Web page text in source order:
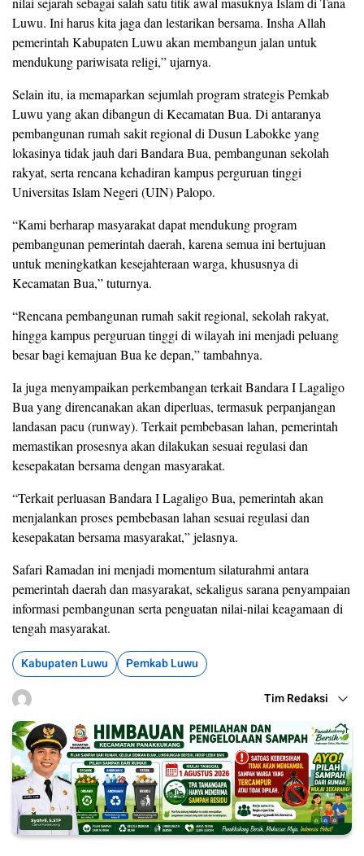
Luwu. Ini harus kita jaga dan lestarikan bersama. Insha Allah
pemerintah Kabupaten Luwu akan membangun jalan untuk
mendukung pariwisata religi,” ujarnya.
Selain itu, ia memaparkan sejumlah program strategis Pemkab
Luwu yang akan dibangun di Kecamatan Bua. Di antaranya
pembangunan rumah sakit regional di Dusun Labokke yang
lokasinya tidak jauh dari Bandara Bua, pembangunan sekolah
rakyat, serta rencana kehadiran kampus perguruan tinggi
Universitas Islam Negeri (UIN) Palopo.
“Kami berharap masyarakat dapat mendukung program
pembangunan pemerintah daerah, karena semua ini bertujuan
untuk meningkatkan kesejahteraan warga, khususnya di
Kecamatan Bua,” tuturnya.
“Rencana pembangunan rumah sakit regional, sekolah rakyat,
hingga kampus perguruan tinggi di wilayah ini menjadi peluang
besar bagi kemajuan Bua ke depan,” tambahnya.
Ia juga menyampaikan perkembangan terkait Bandara I Lagaligo
Bua yang direncanakan akan diperluas, termasuk perpanjangan
landasan pacu (runway). Terkait pembebasan lahan, pemerintah
memastikan prosesnya akan dilakukan sesuai regulasi dan
kesepakatan bersama dengan masyarakat.
“Terkait perluasan Bandara I Lagaligo Bua, pemerintah akan
menjalankan proses pembebasan lahan sesuai regulasi dan
kesepakatan bersama masyarakat,” jelasnya.
Safari Ramadan ini menjadi momentum silaturahmi antara
pemerintah daerah dan masyarakat, sekaligus sarana penyampaian
informasi pembangunan serta penguatan nilai-nilai keagamaan di
tengah masyarakat.
Kabupaten Luwu Pemkab Luwu
Tim Redaksi